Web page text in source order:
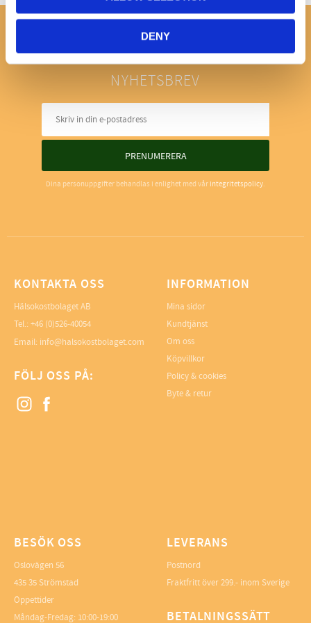
DENY
NYHETSBREV
PRENUMERERA
Dina personuppgifter behandlas i enlighet med vår integritetspolicy.
KONTAKTA OSS
Hälsokostbolaget AB
Tel.: +46 (0)526-40054
Email: info@halsokostbolaget.com
FÖLJ OSS PÅ:
INFORMATION
Mina sidor
Kundtjänst
Om oss
Köpvillkor
Policy & cookies
Byte & retur
BESÖK OSS
Oslovägen 56
435 35 Strömstad
Öppettider
Måndag-Fredag: 10:00-19:00
LEVERANS
Postnord
Fraktfritt över 299.- inom Sverige
BETALNINGSSÄTT